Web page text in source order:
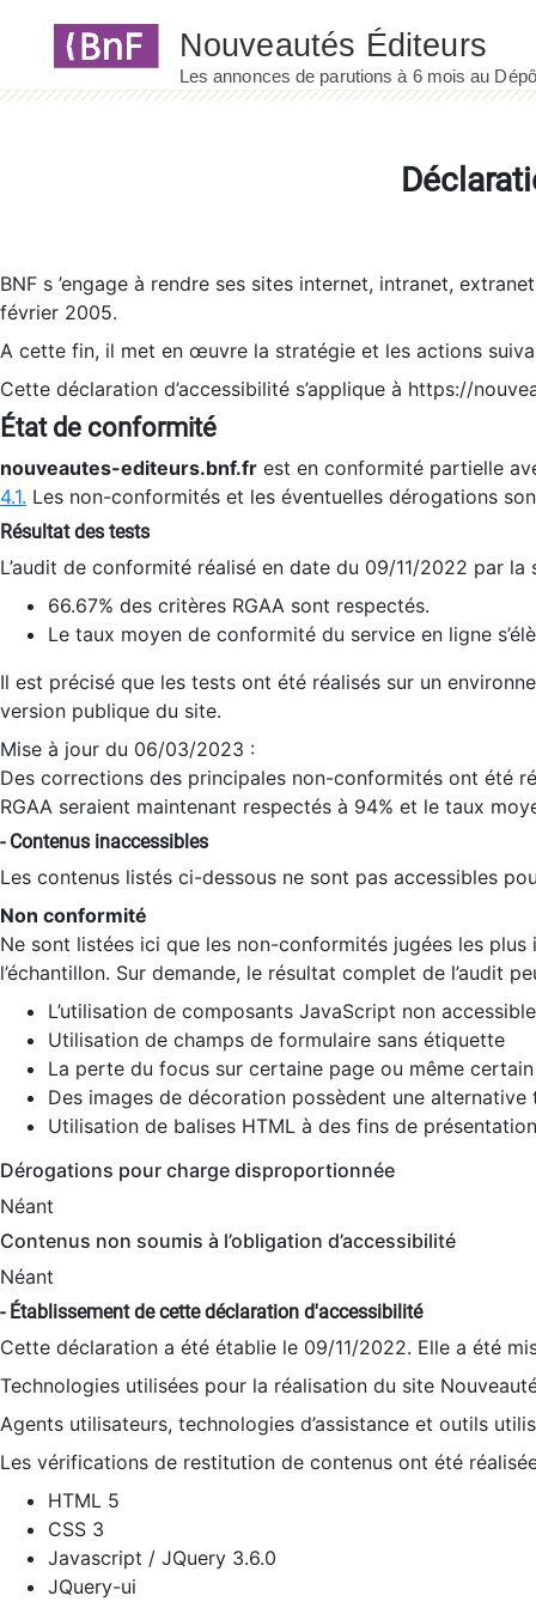
BNF s ’engage à rendre ses sites internet, intranet,
février 2005.
A cette fin, il met en œuvre la stratégie et les actions
Cette déclaration d’accessibilité s’applique à https://
État de conformité
nouveautes-editeurs.bnf.fr est en conformité partielle
4.1. Les non-conformités et les éventuelles dérogations
Résultat des tests
L’audit de conformité réalisé en date du 09/11/2022 par
66.67% des critères RGAA sont respectés.
Le taux moyen de conformité du service en ligne
Il est précisé que les tests ont été réalisés sur un
version publique du site.
Mise à jour du 06/03/2023 :
Des corrections des principales non-conformités ont été
RGAA seraient maintenant respectés à 94% et le taux
- Contenus inaccessibles
Les contenus listés ci-dessous ne sont pas accessibles
Non conformité
Ne sont listées ici que les non-conformités jugées les
l’échantillon. Sur demande, le résultat complet de l’audit
L’utilisation de composants JavaScript non
Utilisation de champs de formulaire sans étiquette
La perte du focus sur certaine page ou même
Des images de décoration possèdent une alternative
Utilisation de balises HTML à des fins de
Dérogations pour charge disproportionnée
Néant
Contenus non soumis à l’obligation d’accessibilité
Néant
- Établissement de cette déclaration d'accessibilité
Cette déclaration a été établie le 09/11/2022. Elle a été
Technologies utilisées pour la réalisation du site
Agents utilisateurs, technologies d’assistance et outils
Les vérifications de restitution de contenus ont été
HTML 5
CSS 3
Javascript / JQuery 3.6.0
JQuery-ui